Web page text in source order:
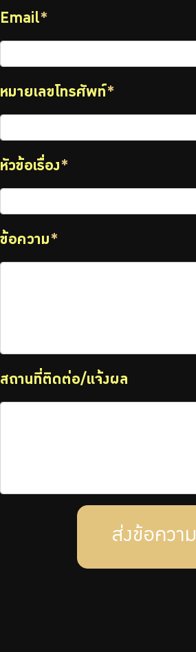
Email*
หมายเลขโทรศัพท์ *
หัวข้อเรื่อง *
ข้อความ *
สถานที่ติดต่อ/แจ้งผล
ส่งข้อความ